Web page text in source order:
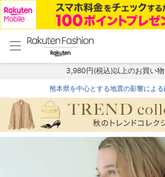
menu home
トップ
3,980円(税込)以上のお買い物
熊本県を中心とする地震の影響によ